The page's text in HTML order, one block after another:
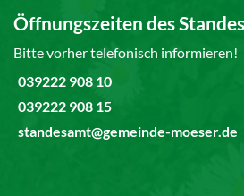
Öffnungszeiten des
Bitte vorher telefonisch informieren!
039222 908 10
039222 908 15
standesamt@gemeinde-moeser.de